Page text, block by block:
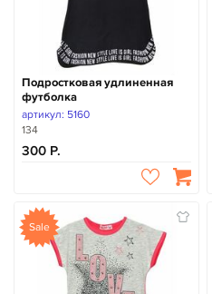
Подростковая удлиненная
футболка
артикул: 5160
134
300
Sale